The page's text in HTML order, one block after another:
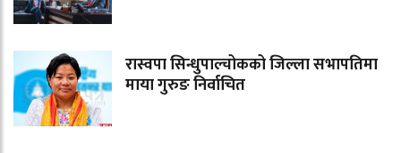
रास्वपा सिन्धुपाल्चोकको जिल्ला सभापतिमा
माया गुरुङ निर्वाचित